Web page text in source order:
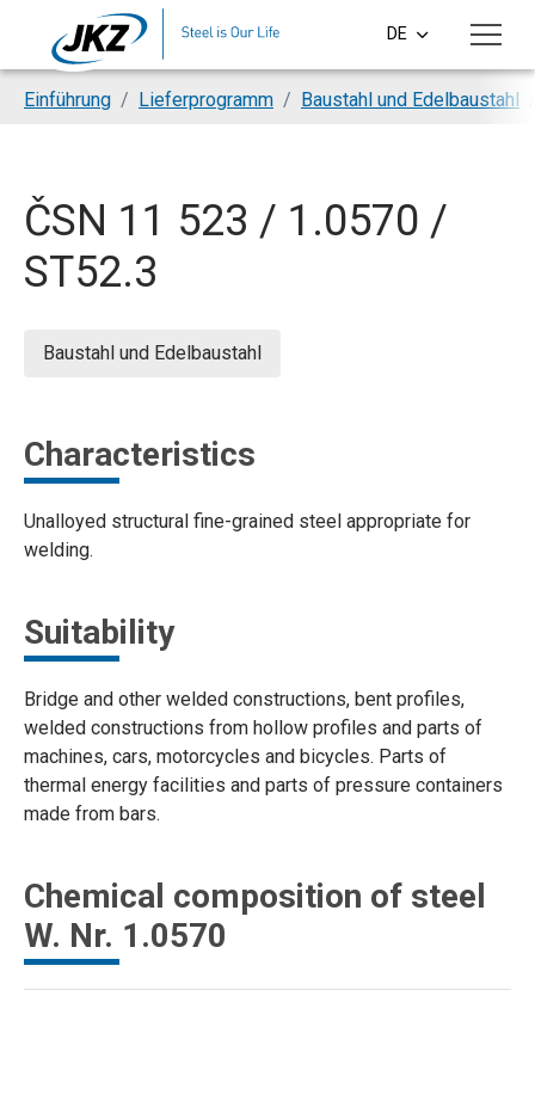
Skip to main content
DE
SI
You are here:
Einführung Lieferprogramm Baustahl und Edelbaustahl
ČSN 11 523 / 1.0570 /
ST52.3
Baustahl und Edelbaustahl
Characteristics
Unalloyed structural fine-grained steel appropriate for
welding.
Suitability
Bridge and other welded constructions, bent profiles,
welded constructions from hollow profiles and parts of
machines, cars, motorcycles and bicycles. Parts of
thermal energy facilities and parts of pressure containers
made from bars.
Chemical composition of steel
W. Nr. 1.0570